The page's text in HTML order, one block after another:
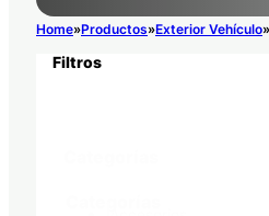
Home Productos Exterior Vehículo
Filtros